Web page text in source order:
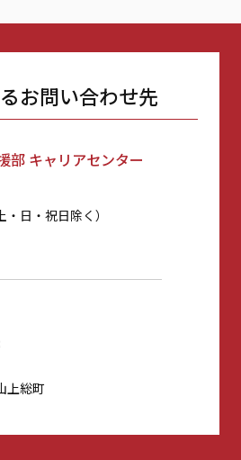
お問い合わせ先
キャリアセンター
日・祝日除く）
上総町